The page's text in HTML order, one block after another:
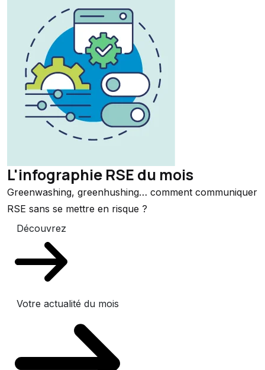
L'infographie RSE du mois
Greenwashing, greenhushing… comment communiquer
RSE sans se mettre en risque ?
Découvrez
Votre actualité du mois